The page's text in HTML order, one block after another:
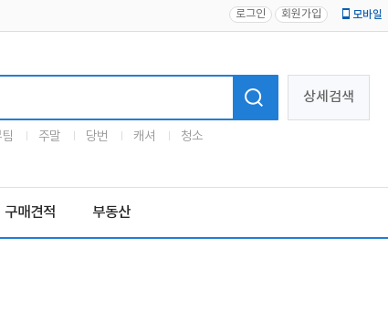
로그인 회원가입 모바일
상세검색
주말 당번 캐셔 청소
구매견적 부동산